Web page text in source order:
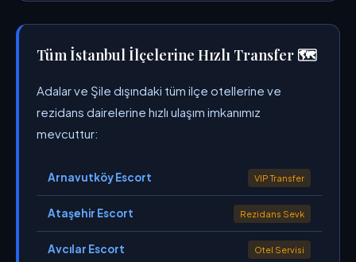
Tüm İstanbul İlçelerine Hızlı Transfer 🗺️
Adalar ve Şile dışındaki tüm ilçe otellerine ve
rezidans dairelerine hızlı ulaşım imkanımız
mevcuttur:
Arnavutköy Escort VIP Transfer
Ataşehir Escort Rezidans Sevk
Avcılar Escort Otel Servisi